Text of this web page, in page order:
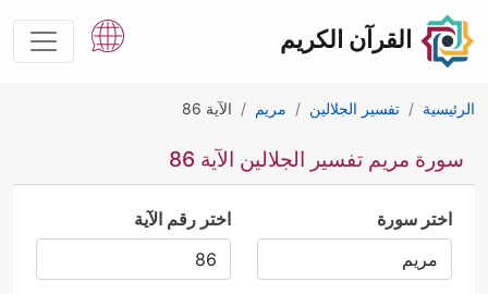
القرآن الكريم
الرئيسية تفسير الجلالين مريم الآية 86
سورة مريم تفسير الجلالين الآية 86
اختر سورة اختر رقم الآية